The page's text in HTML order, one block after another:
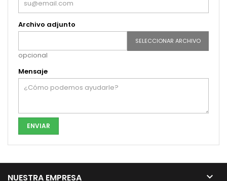
Archivo adjunto
SELECCIONAR ARCHIVO
opcional
Mensaje
NUESTRA EMPRESA 